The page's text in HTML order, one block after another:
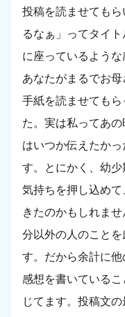
投稿を読ませても
るなぁ」ってタイ
に座っているような
あなたがまるでお
手紙を読ませても
た。実は私ってあ
はいつか伝えたか
す。とにかく、幼
気持ちを押し込め
きたのかもしれま
分以外の人のこと
す。だから余計に
感想を書いている
じてます。投稿文